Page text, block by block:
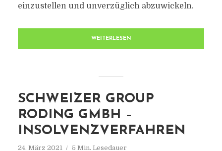
einzustellen und unverzüglich abzuwickeln.
WEITERLESEN
SCHWEIZER GROUP
RODING GMBH –
INSOLVENZVERFAHREN
24. März 2021 5 Min. Lesedauer